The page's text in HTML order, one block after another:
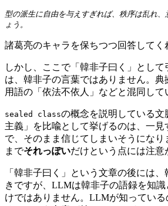
型の派生に自由を与えすぎれば、秩序は乱れ
ょう。
諸葛亮のキャラを保ちつつ回答してく
しかし、ここで「韓非子曰く」とし
は、韓非子の言葉ではありません。
用語の「依法不依人」などと混同して
sealed classの概念を説明している
主義」を比喩として挙げるのは、一
で、そのまま信じてしまいそうになり
までそれっぽいだけという点には注意
「韓非子曰く」という文章の後には
きですが、LLMは韓非子の語録を知
けではありません。LLMが知ってい